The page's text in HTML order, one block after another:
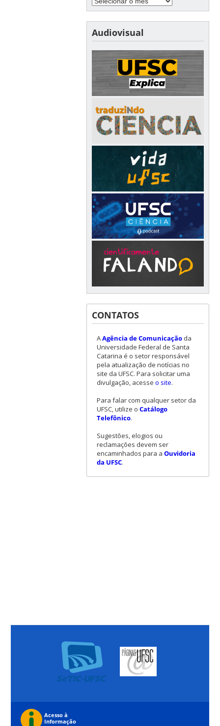
Audiovisual
CONTATOS
AAgência de Comunicaçãoda
Universidade Federal de Santa
Catarina é o setor responsável
pela atualização de notícias no
site da UFSC. Para solicitar uma
divulgação, acesse o site.
Para falar com qualquer setor da
UFSC, utilize o Catálogo
Telefônico.
Sugestões, elogios ou
reclamações devem ser
encaminhados para a Ouvidoria
da UFSC.